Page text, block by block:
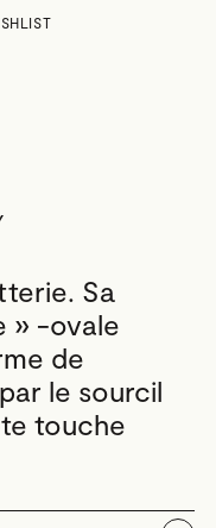
Sa
» -ovale
de
le sourcil
touche